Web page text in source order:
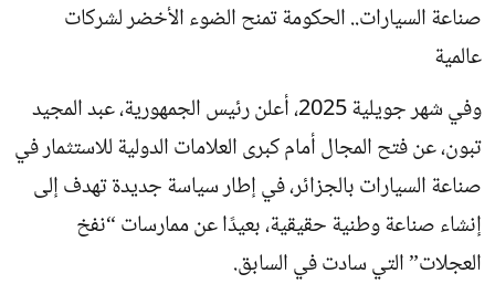
صناعة السيارات.. الحكومة تمنح الضوء الأخضر لشركات
عالمية
وفي شهر جويلية 2025، أعلن رئيس الجمهورية، عبد المجيد
تبون، عن فتح المجال أمام كبرى العلامات الدولية للاستثمار في
صناعة السيارات بالجزائر، في إطار سياسة جديدة تهدف إلى
إنشاء صناعة وطنية حقيقية، بعيدًا عن ممارسات “نفخ
العجلات” التي سادت في السابق.